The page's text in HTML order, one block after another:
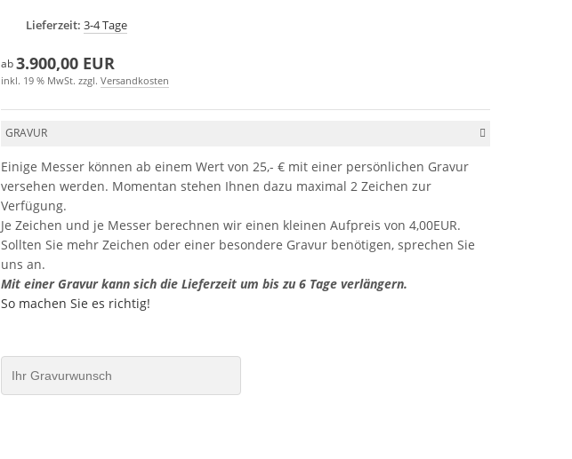
Lieferzeit: 3-4 Tage
ab3.900,00 EUR
inkl. 19 % MwSt. zzgl. Versandkosten
GRAVUR
Einige Messer können ab einem Wert von 25,- € mit einer persönlichen Gravur
versehen werden. Momentan stehen Ihnen dazu maximal 2 Zeichen zur
Verfügung.
Je Zeichen und je Messer berechnen wir einen kleinen Aufpreis von 4,00EUR.
Sollten Sie mehr Zeichen oder einer besondere Gravur benötigen, sprechen Sie
uns an.
Mit einer Gravur kann sich die Lieferzeit um bis zu 6 Tage verlängern.
So machen Sie es richtig!